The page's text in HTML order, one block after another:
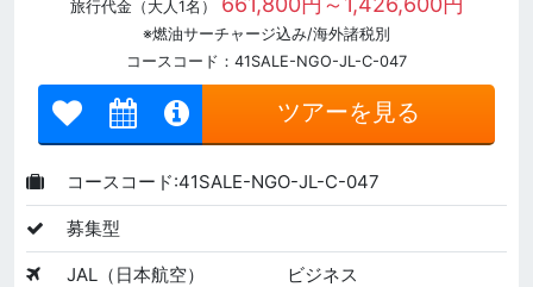
旅行代金（大人1名）
※燃油サーチャージ込み/海外諸税別
コースコード：41SALE-NGO-JL-C-047
ツアーを見る
コースコード:41SALE-NGO-JL-C-047
募集型
JAL（日本航空）
ビジネス